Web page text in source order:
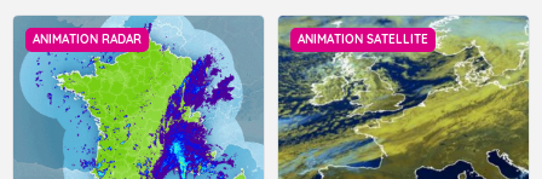
ANIMATION RADAR ANIMATION SATELLITE